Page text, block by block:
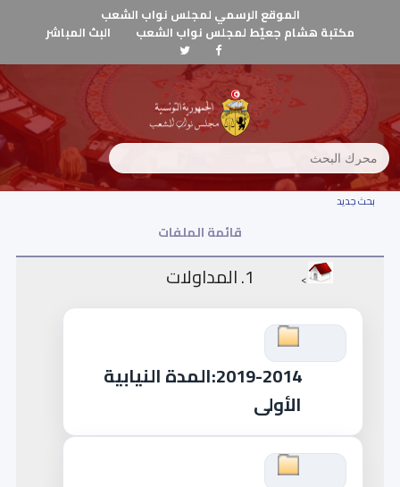
الموقع الرسمي لمجلس نواب الشعب
مكتبة هشام جعيّط لمجلس نواب الشعب
البث المباشر
بحث جديد
قائمة الملفات
> 1. المداولات
2019-2014:المدة النيابية
الأولى